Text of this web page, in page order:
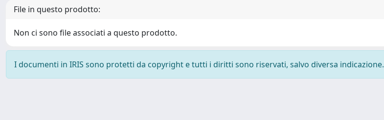
File in questo prodotto:
Non ci sono file associati a questo prodotto.
I documenti in IRIS sono protetti da copyright e tutti i diritti sono riservati, salvo diversa indicazione.